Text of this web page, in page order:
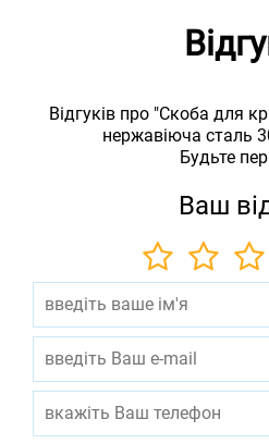
Відгуків про "Скоба для
нержавіюча сталь
Будьте
Ваш